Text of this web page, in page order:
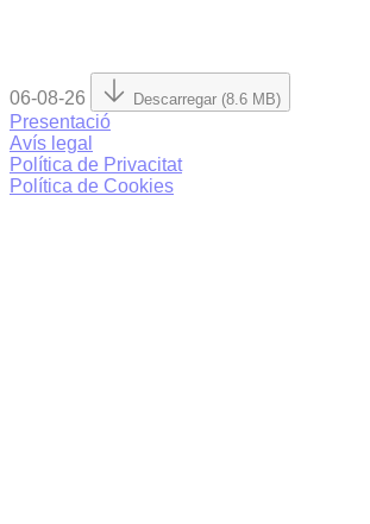
06-08-26 Descarregar (8.6 MB)
Presentació
Avís legal
Política de Privacitat
Política de Cookies